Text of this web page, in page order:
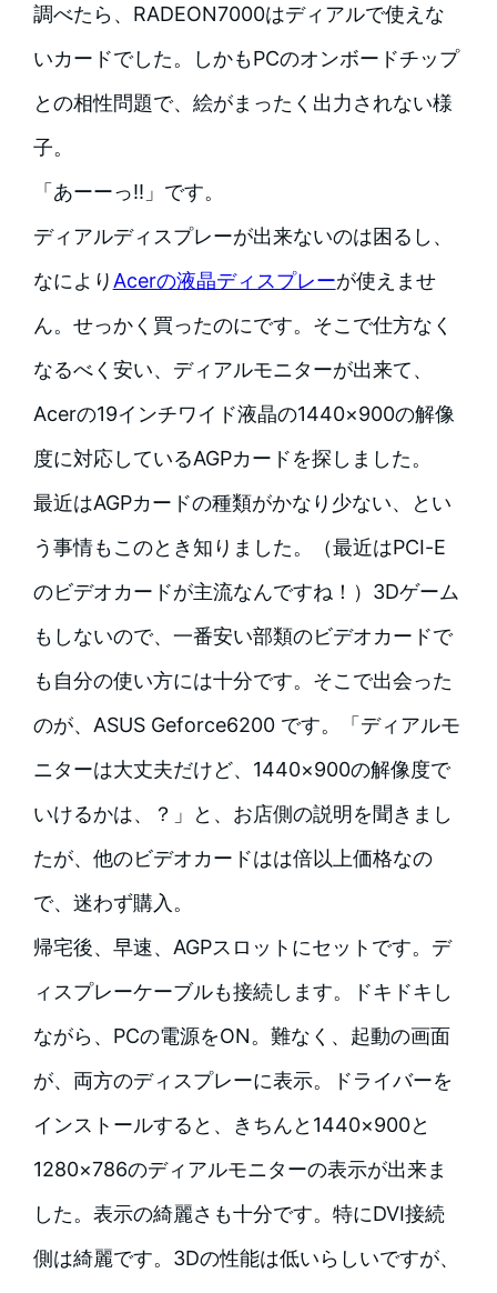
調べたら、RADEON7000はディアルで使えな
いカードでした。しかもPCのオンボードチップ
との相性問題で、絵がまったく出力されない様
子。
「あーーっ!!」です。
ディアルディスプレーが出来ないのは困るし、
なにより Acerの液晶ディスプレーが使えませ
ん。せっかく買ったのにです。そこで仕方なく
なるべく安い、ディアルモニターが出来て、
Acerの19インチワイド液晶の1440×900の解像
度に対応しているAGPカードを探しました。
最近はAGPカードの種類がかなり少ない、とい
う事情もこのとき知りました。（最近はPCI-E
のビデオカードが主流なんですね！）3Dゲーム
もしないので、一番安い部類のビデオカードで
も自分の使い方には十分です。そこで出会った
のが、ASUS Geforce6200 です。「ディアルモ
ニターは大丈夫だけど、1440×900の解像度で
いけるかは、？」と、お店側の説明を聞きまし
たが、他のビデオカードはは倍以上価格なの
で、迷わず購入。
帰宅後、早速、AGPスロットにセットです。デ
ィスプレーケーブルも接続します。ドキドキし
ながら、PCの電源をON。難なく、起動の画面
が、両方のディスプレーに表示。ドライバーを
インストールすると、きちんと1440×900と
1280×786のディアルモニターの表示が出来ま
した。表示の綺麗さも十分です。特にDVI接続
側は綺麗です。3Dの性能は低いらしいですが、